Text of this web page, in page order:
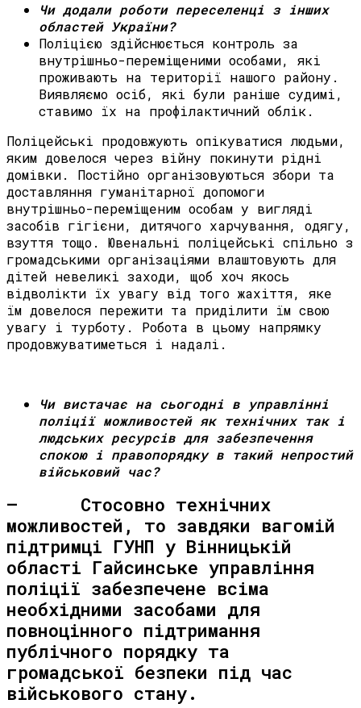
Чи додали роботи переселенці з інших
областей України?
Поліцією здійснюється контроль за
внутрішньо-переміщеними особами, які
проживають на території нашого району.
Виявляємо осіб, які були раніше судимі,
ставимо їх на профілактичний облік.
Поліцейські продовжують опікуватися людьми,
яким довелося через війну покинути рідні
домівки. Постійно організовуються збори та
доставляння гуманітарної допомоги
внутрішньо-переміщеним особам у вигляді
засобів гігієни, дитячого харчування, одягу,
взуття тощо. Ювенальні поліцейські спільно з
громадськими організаціями влаштовують для
дітей невеликі заходи, щоб хоч якось
відволікти їх увагу від того жахіття, яке
їм довелося пережити та приділити їм свою
увагу і турботу. Робота в цьому напрямку
продовжуватиметься і надалі.
Чи вистачає на сьогодні в управлінні
поліції можливостей як технічних так і
людських ресурсів для забезпечення
спокою і правопорядку в такий непростий
військовий час?
– Стосовно технічних
можливостей, то завдяки вагомій
підтримці ГУНП у Вінницькій
області Гайсинське управління
поліції забезпечене всіма
необхідними засобами для
повноцінного підтримання
публічного порядку та
громадської безпеки під час
військового стану.